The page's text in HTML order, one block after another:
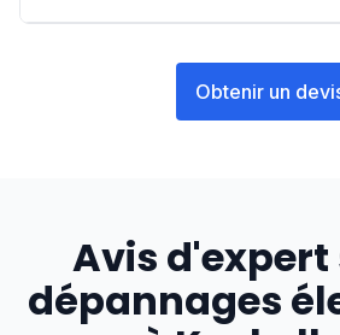
Obtenir un
Avis d'expert
dépannages